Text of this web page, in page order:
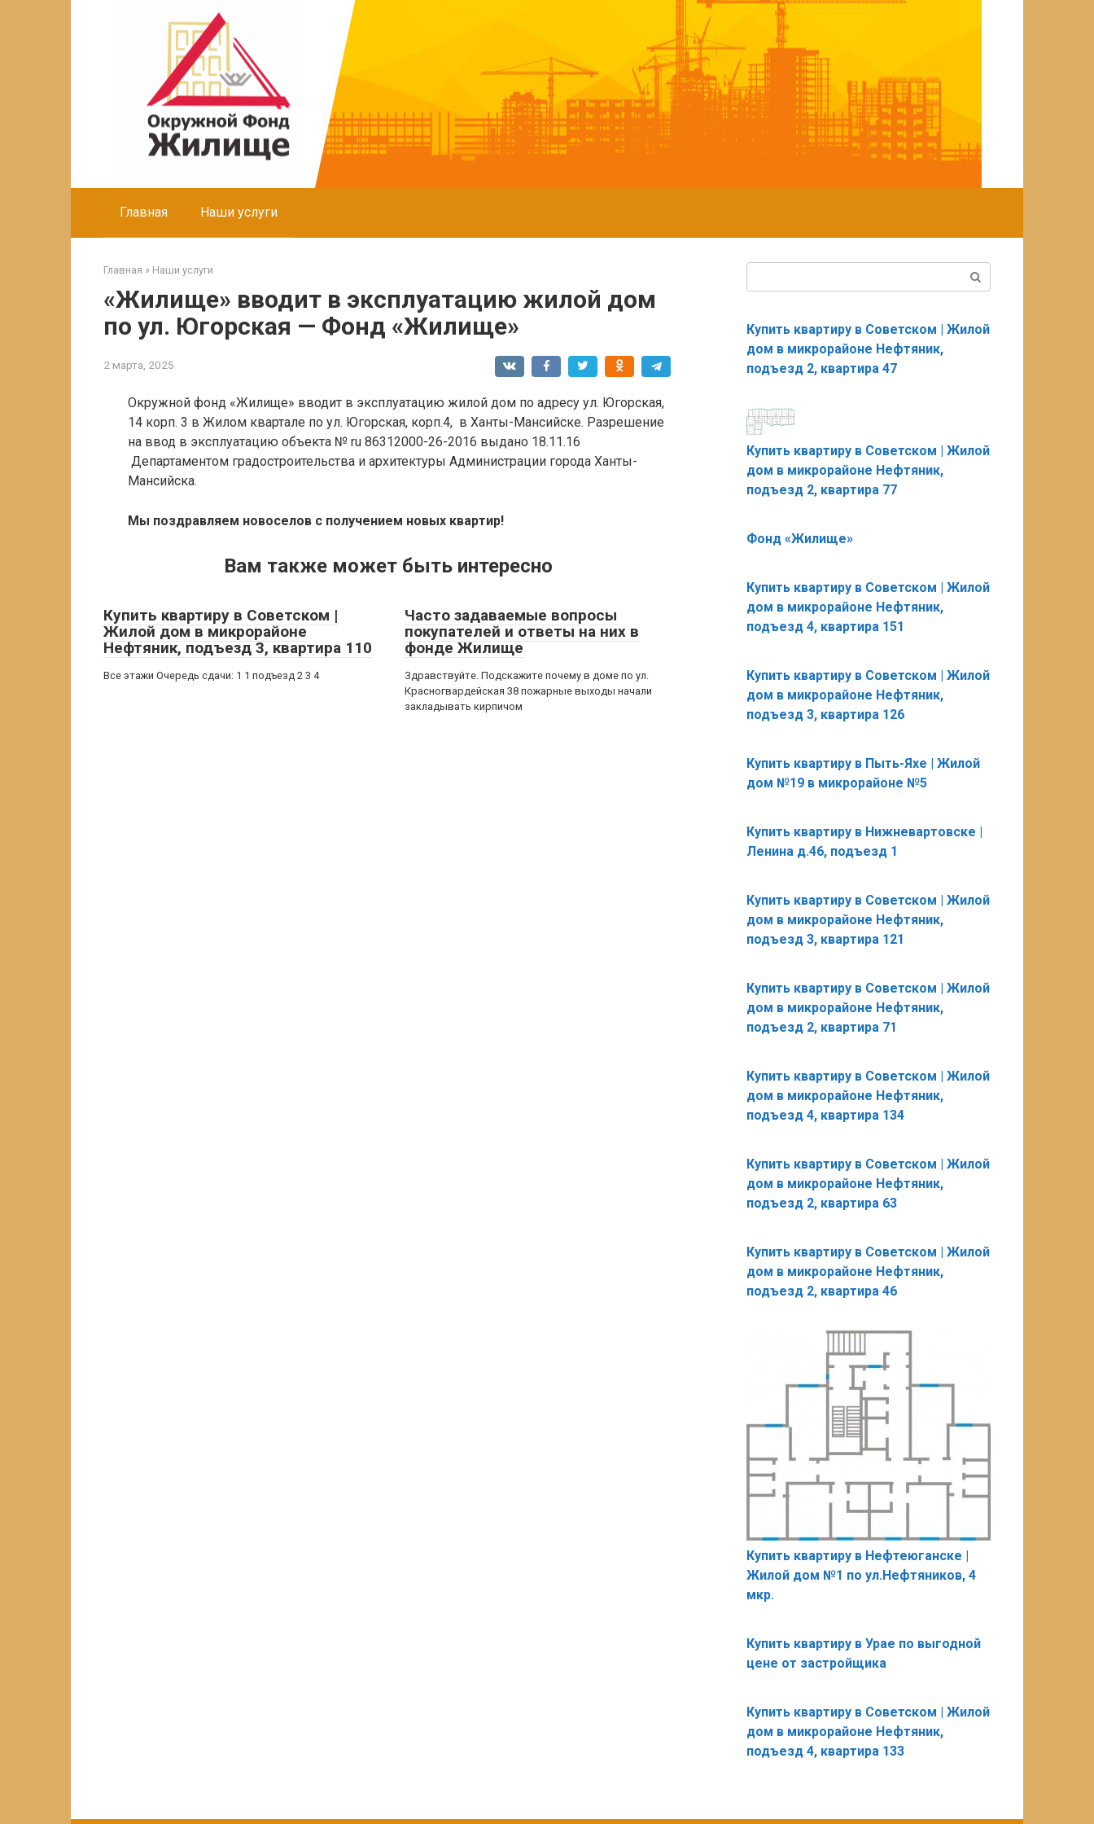
Главная Наши услуги
Главная » Наши услуги
«Жилище» вводит в эксплуатацию жилой дом
по ул. Югорская — Фонд «Жилище»
2 марта, 2025
Окружной фонд «Жилище» вводит в эксплуатацию жилой дом по адресу ул. Югорская,
14 корп. 3 в Жилом квартале по ул. Югорская, корп.4, в Ханты-Мансийске. Разрешение
на ввод в эксплуатацию объекта № ru 86312000-26-2016 выдано 18.11.16
Департаментом градостроительства и архитектуры Администрации города Ханты-
Мансийска.
Мы поздравляем новоселов с получением новых квартир!
Вам также может быть интересно
Купить квартиру в Советском |
Жилой дом в микрорайоне
Нефтяник, подъезд 3, квартира 110
Все этажи Очередь сдачи: 1 1 подъезд 2 3 4
Часто задаваемые вопросы
покупателей и ответы на них в
фонде Жилище
Здравствуйте. Подскажите почему в доме по ул.
Красногвардейская 38 пожарные выходы начали
закладывать кирпичом
Купить квартиру в Советском | Жилой
дом в микрорайоне Нефтяник,
подъезд 2, квартира 47
Купить квартиру в Советском | Жилой
дом в микрорайоне Нефтяник,
подъезд 2, квартира 77
Фонд «Жилище»
Купить квартиру в Советском | Жилой
дом в микрорайоне Нефтяник,
подъезд 4, квартира 151
Купить квартиру в Советском | Жилой
дом в микрорайоне Нефтяник,
подъезд 3, квартира 126
Купить квартиру в Пыть-Яхе | Жилой
дом №19 в микрорайоне №5
Купить квартиру в Нижневартовске |
Ленина д.46, подъезд 1
Купить квартиру в Советском | Жилой
дом в микрорайоне Нефтяник,
подъезд 3, квартира 121
Купить квартиру в Советском | Жилой
дом в микрорайоне Нефтяник,
подъезд 2, квартира 71
Купить квартиру в Советском | Жилой
дом в микрорайоне Нефтяник,
подъезд 4, квартира 134
Купить квартиру в Советском | Жилой
дом в микрорайоне Нефтяник,
подъезд 2, квартира 63
Купить квартиру в Советском | Жилой
дом в микрорайоне Нефтяник,
подъезд 2, квартира 46
Купить квартиру в Нефтеюганске |
Жилой дом №1 по ул.Нефтяников, 4
мкр.
Купить квартиру в Урае по выгодной
цене от застройщика
Купить квартиру в Советском | Жилой
дом в микрорайоне Нефтяник,
подъезд 4, квартира 133